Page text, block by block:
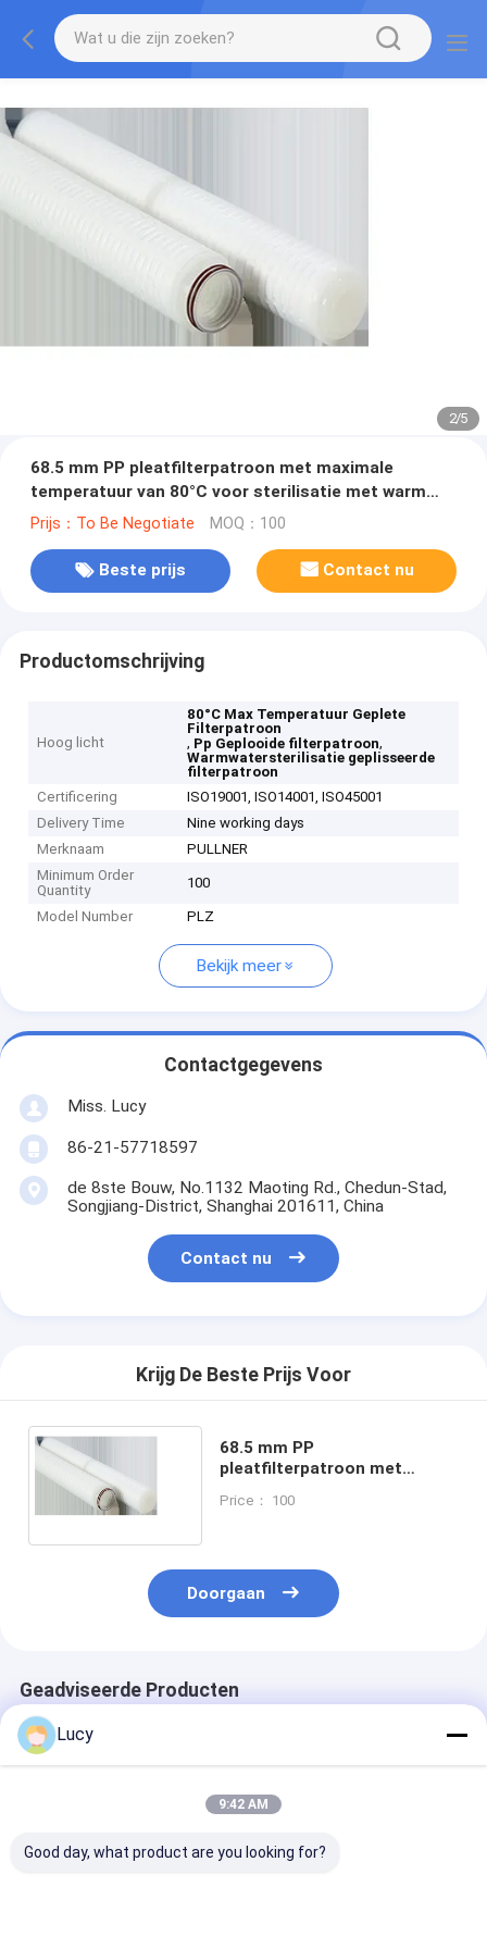
2/5
68.5 mm PP pleatfilterpatroon met maximale
temperatuur van 80°C voor sterilisatie met warm
water
Prijs：To Be Negotiate MOQ：100
Beste prijs Contact nu
Productomschrijving
Hoog licht
80°C Max Temperatuur Geplete
Filterpatroon
, Pp Geplooide filterpatroon,
Warmwatersterilisatie geplisseerde
filterpatroon
Certificering
ISO19001, ISO14001, ISO45001
Delivery Time
Nine working days
Merknaam
PULLNER
Minimum Order
Quantity
100
Model Number PLZ
Bekijk meer
Contactgegevens
Miss. Lucy
86-21-57718597
de 8ste Bouw, No.1132 Maoting Rd., Chedun-Stad,
Songjiang-District, Shanghai 201611, China
Contact nu
Krijg De Beste Prijs Voor
68.5 mm PP
pleatfilterpatroon met
80°C voor sterilisatie met
Price： 100
Doorgaan
Geadviseerde Producten
Lucy
9:42 AM
Good day, what product are you looking for?